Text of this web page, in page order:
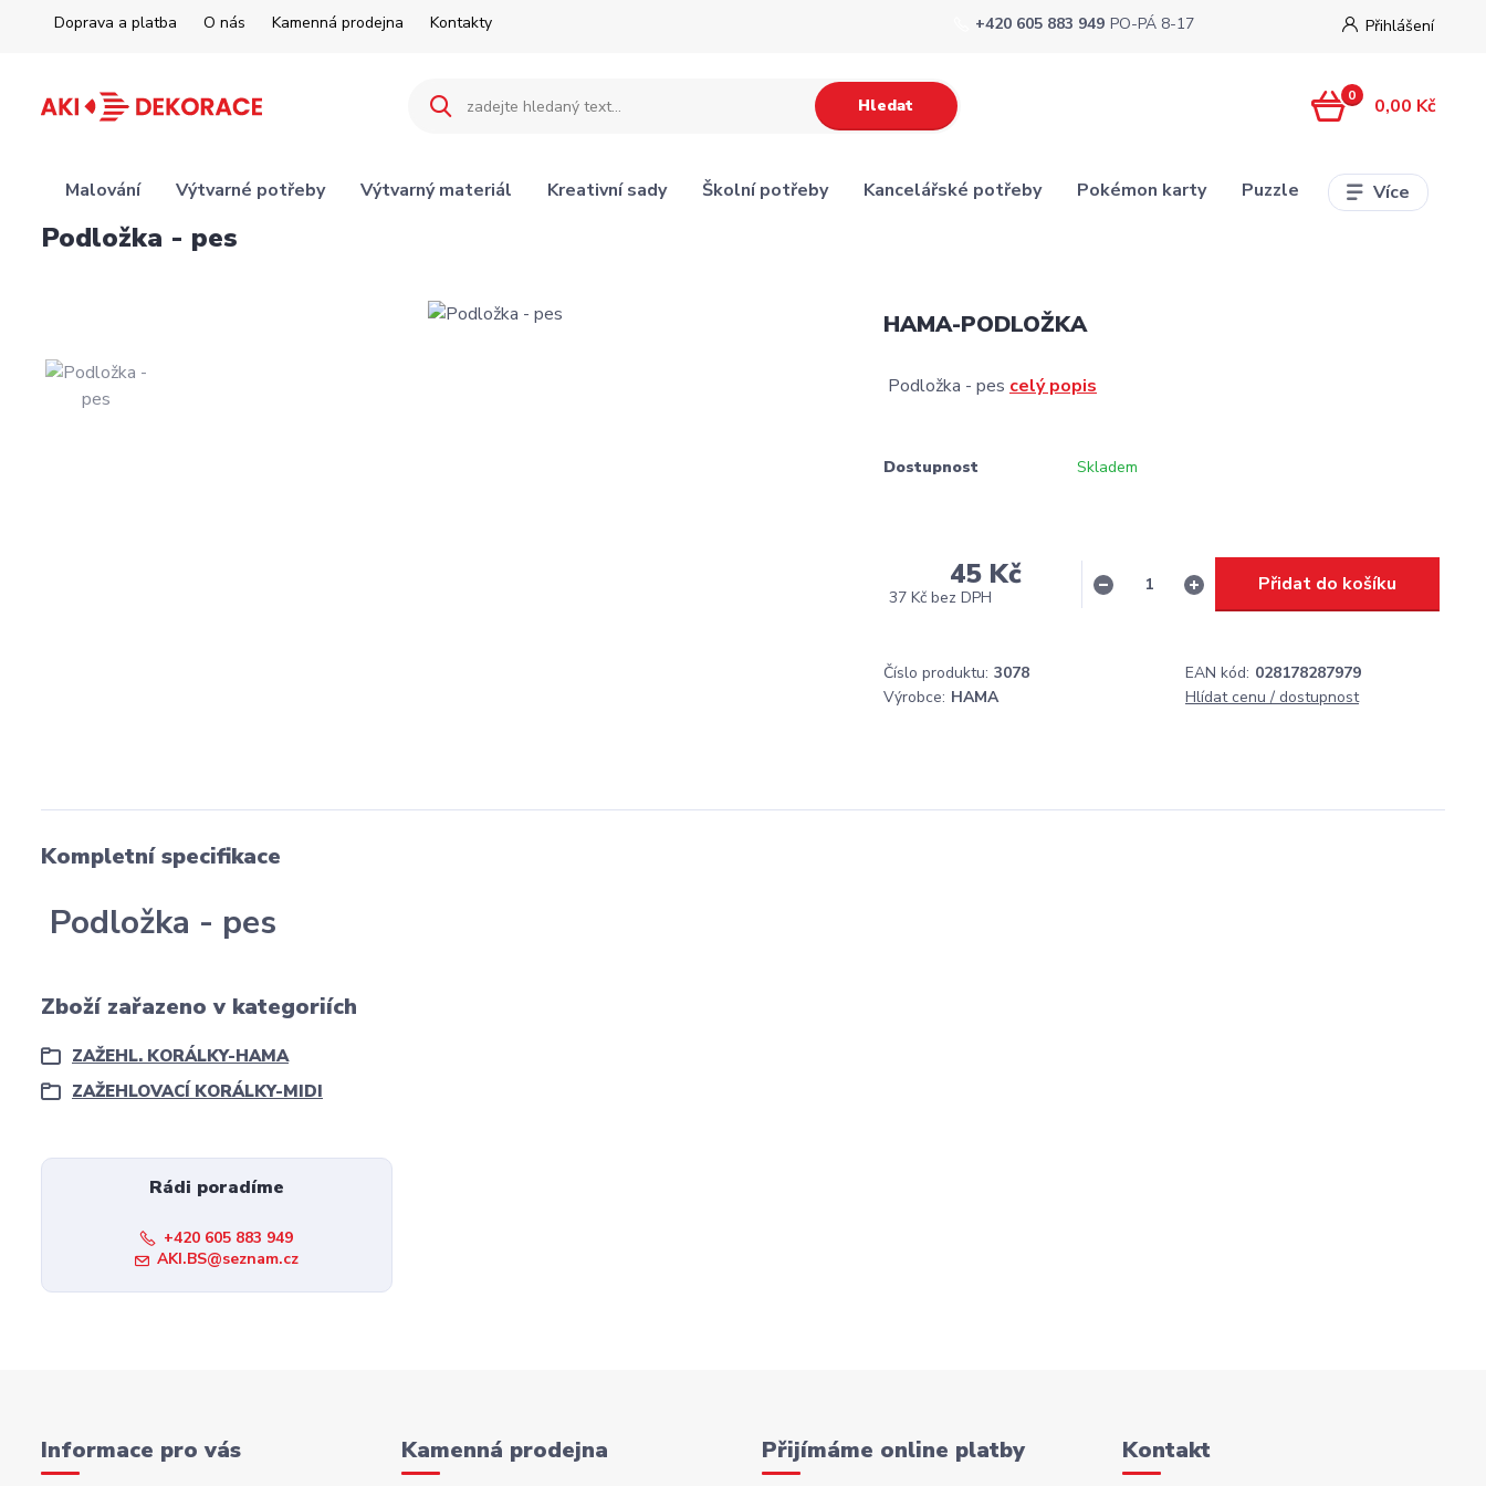
Doprava a platba O nás Kamenná prodejna Kontakty Přihlášení
Hledat
+420 605 883 949 PO-PÁ 8-17
0 0,00 Kč
Malování Výtvarné potřeby Výtvarný materiál Kreativní sady Školní potřeby Kancelářské potřeby Pokémon karty Puzzle Více
Podložka - pes
HAMA-PODLOŽKA
Podložka - pes celý popis
Dostupnost Skladem
45 Kč
37 Kč bez DPH
Přidat do košíku
Číslo produktu: 3078 EAN kód: 028178287979
Výrobce: HAMA Hlídat cenu / dostupnost
Kompletní specifikace
Podložka - pes
Zboží zařazeno v kategoriích
ZAŽEHL. KORÁLKY-HAMA
ZAŽEHLOVACÍ KORÁLKY-MIDI
Rádi poradíme
+420 605 883 949
AKI.BS@seznam.cz
Informace pro vás Kamenná prodejna Přijímáme online platby Kontakt